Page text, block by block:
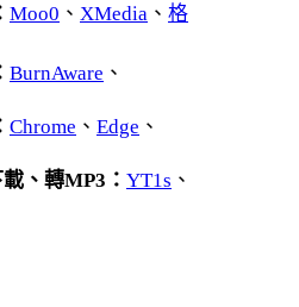
Moo0 、 XMedia 、 格
BurnAware 、
Chrome 、 Edge 、
、轉MP3： YT1s 、